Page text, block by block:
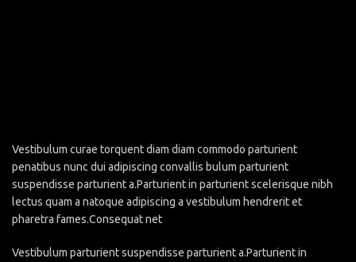
Vestibulum curae torquent diam diam commodo parturient
penatibus nunc dui adipiscing convallis bulum parturient
suspendisse parturient a.Parturient in parturient scelerisque nibh
lectus quam a natoque adipiscing a vestibulum hendrerit et
pharetra fames.Consequat net
Vestibulum parturient suspendisse parturient a.Parturient in